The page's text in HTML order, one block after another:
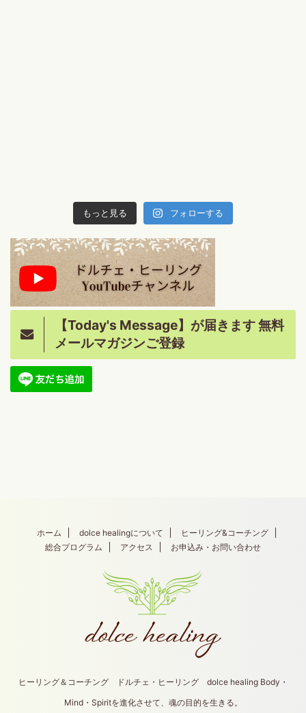
もっと見る フォローする
【Today's Message】が届きます 無料
メールマガジンご登録
ホーム dolce healingについて
ヒーリング&コーチング
総合プログラム
アクセス お申込み・お問い合わせ
ヒーリング＆コーチング ドルチェ・ヒーリング dolce healing Body・
Mind・Spiritを進化させて、魂の目的を生きる。